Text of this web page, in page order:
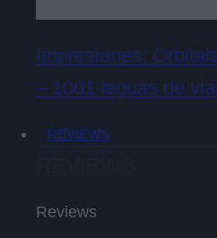
Impresiones:
– 1001 leguas de
REVIEWS
Reviews